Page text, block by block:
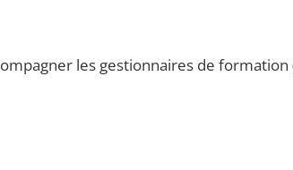
les gestionnaires de